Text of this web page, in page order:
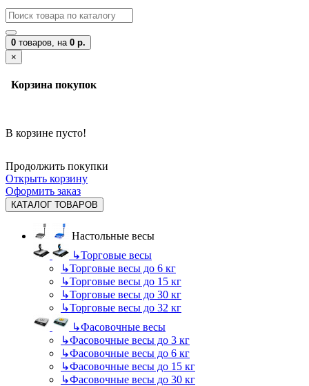
0 товаров, на 0 р.
×
Корзина покупок
В корзине пусто!
Продолжить покупки
Открыть корзину
Оформить заказ
КАТАЛОГ ТОВАРОВ
Настольные весы
↳Торговые весы
↳Торговые весы до 6 кг
↳Торговые весы до 15 кг
↳Торговые весы до 30 кг
↳Торговые весы до 32 кг
↳Фасовочные весы
↳Фасовочные весы до 3 кг
↳Фасовочные весы до 6 кг
↳Фасовочные весы до 15 кг
↳Фасовочные весы до 30 кг